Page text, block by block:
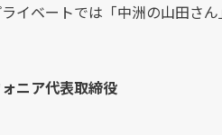
イベートでは「中洲の山田さ
ニア代表取締役